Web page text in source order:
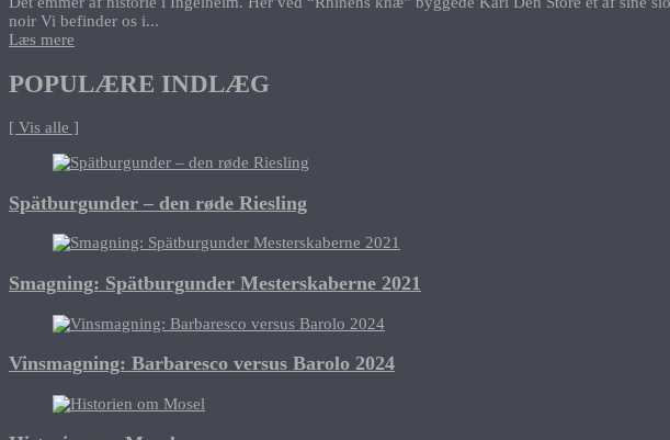
noir Vi befinder os i...
Læs mere
POPULÆRE INDLÆG
[ Vis alle ]
Spätburgunder – den røde Riesling
Smagning: Spätburgunder Mesterskaberne 2021
Vinsmagning: Barbaresco versus Barolo 2024